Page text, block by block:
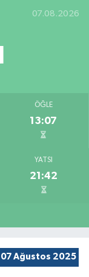
07.08.2026
ÖĞLE
13:07
YATSI
21:42
07 Ağustos 2025